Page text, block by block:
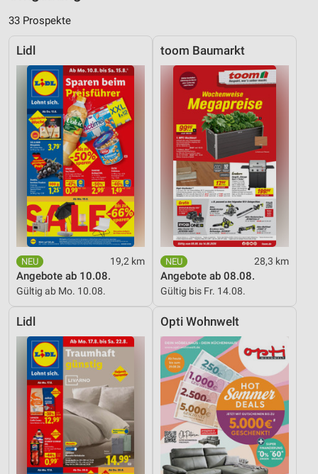
33 Prospekte
Lidl
19,2 km
Angebote ab 10.08.
Gültig ab Mo. 10.08.
toom Baumarkt
28,3 km
Angebote ab 08.08.
Gültig bis Fr. 14.08.
Lidl Opti Wohnwelt